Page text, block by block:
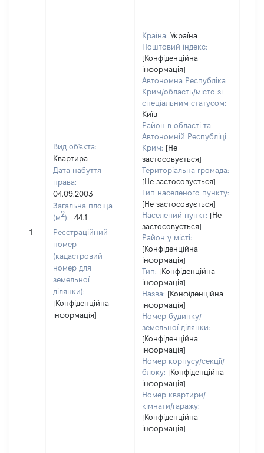
1
Вид об'єкта:
Квартира
Дата набуття
права:
04.09.2003
Загальна площа
(м2):
44.1
Реєстраційний
номер
(кадастровий
номер для
земельної
ділянки):
[Конфіденційна
інформація]
Країна: Україна
Поштовий індекс:
[Конфіденційна
інформація]
Автономна Республіка
Крим/область/місто зі
спеціальним статусом:
Київ
Район в області та
Автономній Республіці
Крим: [Не
застосовується]
Територіальна громада:
[Не застосовується]
Тип населеного пункту:
[Не застосовується]
Населений пункт: [Не
застосовується]
Район у місті:
[Конфіденційна
інформація]
Тип: [Конфіденційна
інформація]
Назва: [Конфіденційна
інформація]
Номер будинку/
земельної ділянки:
[Конфіденційна
інформація]
Номер корпусу/секції/
блоку: [Конфіденційна
інформація]
Номер квартири/
кімнати/гаражу:
[Конфіденційна
інформація]